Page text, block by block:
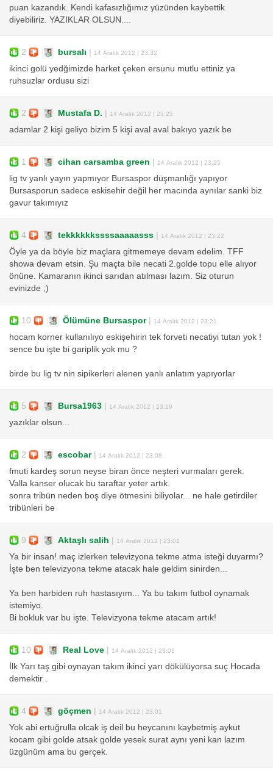
puan kazandık. Kendi kafasızlığımız yüzünden kaybettik
diyebiliriz. YAZIKLAR OLSUN....
2 bursalı | 14 Aralık 2012 | 23:32
ikinci golü yedğimizde harket çeken ersunu mutlu ettiniz ya
ruhsuzlar ordusu sizi
2 Mustafa D. | 14 Aralık 2012 | 23:25
adamlar 2 kişi geliyo bizim 5 kişi aval aval bakıyo yazık be
1 cihan carsamba green | 14 Aralık 2012 | 23:25
lig tv yanlı yayın yapmıyor Bursaspor düşmanlığı yapıyor
Bursasporun sadece eskisehir değil her macında aynılar sanki biz
gavur takımıyız
4 tekkkkkkssssaaaaasss | 14 Aralık 2012 | 23:22
Öyle ya da böyle biz maçlara gitmemeye devam edelim. TFF
showa devam etsin. Şu maçta bile necati 2.golde topu elle alıyor
önüne. Kamaranın ikinci sarıdan atılması lazım. Siz oturun
evinizde ;)
10 Ölümüne Bursaspor| 14 Aralık 2012 | 23:21
hocam korner kullanılıyo eskişehirin tek forveti necatiyi tutan yok !
sence bu işte bi gariplik yok mu ?
birde bu lig tv nin sipikerleri alenen yanlı anlatım yapıyorlar
5 Bursa1963 | 14 Aralık 2012 | 23:19
yazıklar olsun...
2 escobar| 14 Aralık 2012 | 23:08
fmuti kardeş sorun neyse biran önce neşteri vurmaları gerek.
Valla kanser olucak bu taraftar yeter artık.
sonra tribün neden boş diye ötmesini biliyolar... ne hale getirdiler
tribünleri be
9 Aktaşlı salih | 14 Aralık 2012 | 23:01
Ya bir insan! maç izlerken televizyona tekme atma isteği duyarmı?
İşte ben televizyona tekme atacak hale geldim sinirden...
Ya ben harbiden ruh hastasıyım... Ya bu takım futbol oynamak
istemiyo.
Bi bokluk var bu işte. Televizyona tekme atacam artık!
10 Real Love | 14 Aralık 2012 | 23:01
İlk Yarı taş gibi oynayan takım ikinci yarı dökülüyorsa suç Hocada
demektir .
4 göçmen | 14 Aralık 2012 | 23:01
Yok abi ertuğrulla olcak iş deil bu heycanını kaybetmiş aykut
kocam gibi golde atsak golde yesek surat aynı yeni kan lazım
üzgünüm ama bu gerçek.